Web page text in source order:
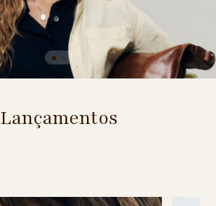
Lançamentos